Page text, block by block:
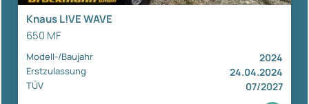
Knaus L!VE WAVE
650 MF
Modell-/Baujahr 2024
Erstzulassung 24.04.2024
TÜV 07/2027